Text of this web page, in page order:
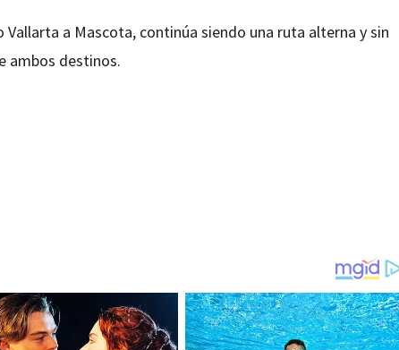
a Mascota, continúa siendo una ruta alterna y sin
ambos destinos.